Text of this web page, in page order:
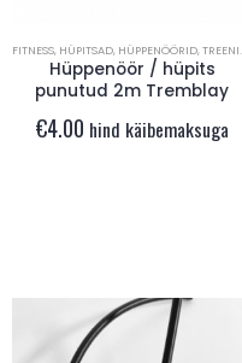
FITNESS, HÜPITSAD, HÜPPENÖÖRID,TREENINGVAHENDID
Hüppenöör / hüpits
punutud 2m Tremblay
€4.00 hind käibemaksuga